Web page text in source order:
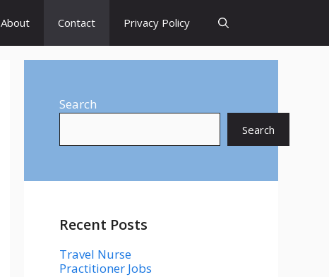
About Contact Privacy Policy
Search
Search
Recent Posts
Travel Nurse
Practitioner Jobs